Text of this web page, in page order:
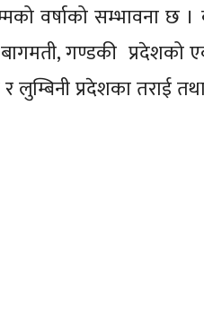
वर्षाको सम्भावना छ ।
गण्डकी प्रदेशको
प्रदेशका तराई